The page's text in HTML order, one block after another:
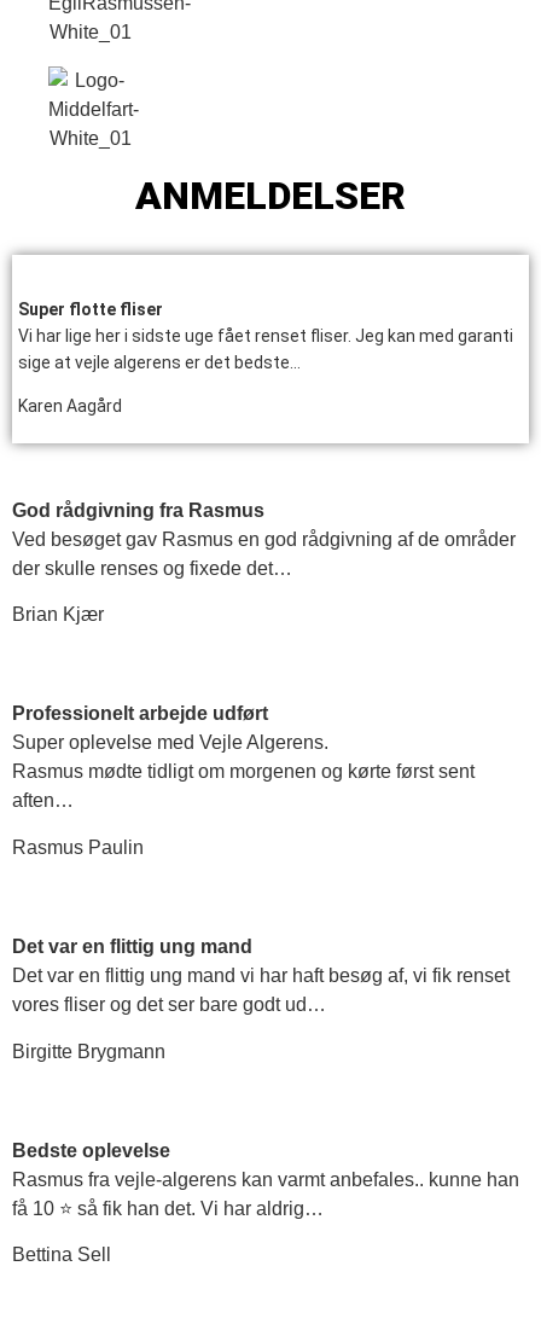
ANMELDELSER
Super flotte fliser
Vi har lige her i sidste uge fået renset fliser. Jeg kan med garanti
sige at vejle algerens er det bedste…
Karen Aagård
God rådgivning fra Rasmus
Ved besøget gav Rasmus en god rådgivning af de områder
der skulle renses og fixede det…
Brian Kjær
Professionelt arbejde udført
Super oplevelse med Vejle Algerens.
Rasmus mødte tidligt om morgenen og kørte først sent
aften…
Rasmus Paulin
Det var en flittig ung mand
Det var en flittig ung mand vi har haft besøg af, vi fik renset
vores fliser og det ser bare godt ud…
Birgitte Brygmann
Bedste oplevelse
Rasmus fra vejle-algerens kan varmt anbefales.. kunne han
få 10 ⭐ så fik han det. Vi har aldrig…
Bettina Sell